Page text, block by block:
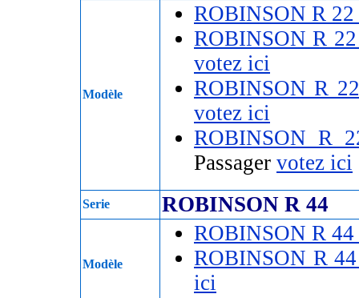
Modèle
ROBINSON R
ROBINSON R
votez ici
ROBINSON R
votez ici
ROBINSON R
Passager votez ici
Serie ROBINSON R 44
Modèle
ROBINSON R
ROBINSON R
ici